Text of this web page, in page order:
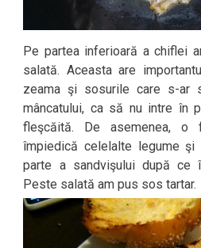
Pe partea inferioară a chiflei
salată. Aceasta are
zeama şi sosurile care s-ar
mâncatului, ca să nu intre în
fleşcăită. De asemenea, o
împiedică celelalte legume şi
parte a sandvişului după ce
Peste salată am pus sos tartar.